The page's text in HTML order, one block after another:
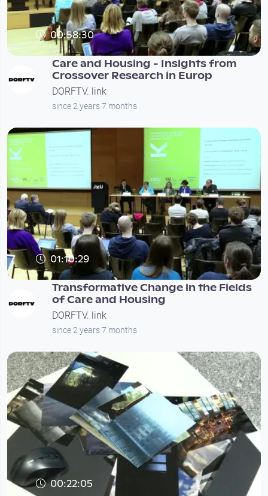
00:58:30
Care and Housing - Insights from
Crossover Research in Europ
DORFTV. link
since 2 years 7 months
01:10:29
Transformative Change in the Fields
of Care and Housing
DORFTV. link
since 2 years 7 months
00:22:05